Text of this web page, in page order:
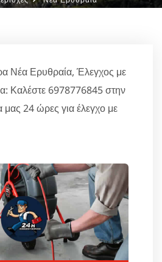
Νέα Ερυθραία, Έλεγχος με
Καλέστε 6978776845 στην
μας 24 ώρες για έλεγχο με